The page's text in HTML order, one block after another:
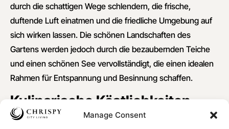
Manage Consent
durch die schattigen Wege schlendern, die frische,
duftende Luft einatmen und die friedliche Umgebung auf
sich wirken lassen. Die schönen Landschaften des
Gartens werden jedoch durch die bezaubernden Teiche
und einen schönen See vervollständigt, die einen idealen
Rahmen für Entspannung und Besinnung schaffen.
Kulinarische Köstlichkeiten